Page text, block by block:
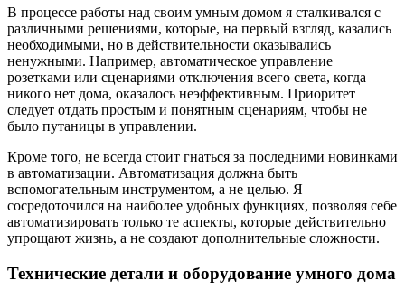
В процессе работы над своим умным домом я сталкивался с
различными решениями, которые, на первый взгляд, казались
необходимыми, но в действительности оказывались
ненужными. Например, автоматическое управление
розетками или сценариями отключения всего света, когда
никого нет дома, оказалось неэффективным. Приоритет
следует отдать простым и понятным сценариям, чтобы не
было путаницы в управлении.
Кроме того, не всегда стоит гнаться за последними новинками
в автоматизации. Автоматизация должна быть
вспомогательным инструментом, а не целью. Я
сосредоточился на наиболее удобных функциях, позволяя себе
автоматизировать только те аспекты, которые действительно
упрощают жизнь, а не создают дополнительные сложности.
Технические детали и оборудование умного дома